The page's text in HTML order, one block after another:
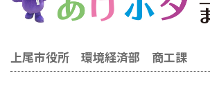
上尾市役所 環境経済部 商工課